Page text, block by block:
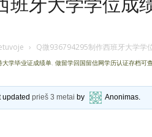
班牙大学学位成
› Q微936794295制作西班牙大学学
学毕业证成绩单 做留学回国留信网学历认证存档可
updatedprieš 3 metai by Anonimas.